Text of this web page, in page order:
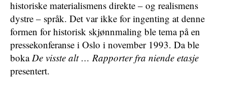
historiske materialismens direkte – og realismens
dystre – språk. Det var ikke for ingenting at denne
formen for historisk skjønnmaling ble tema på en
pressekonferanse i Oslo i november 1993. Da ble
bokaDe visste alt … Rapporter fra niende etasje
presentert.